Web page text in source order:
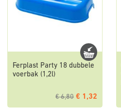
Ferplast Party 18 dubbele
voerbak (1,2l)
€ 6,80 € 1,32